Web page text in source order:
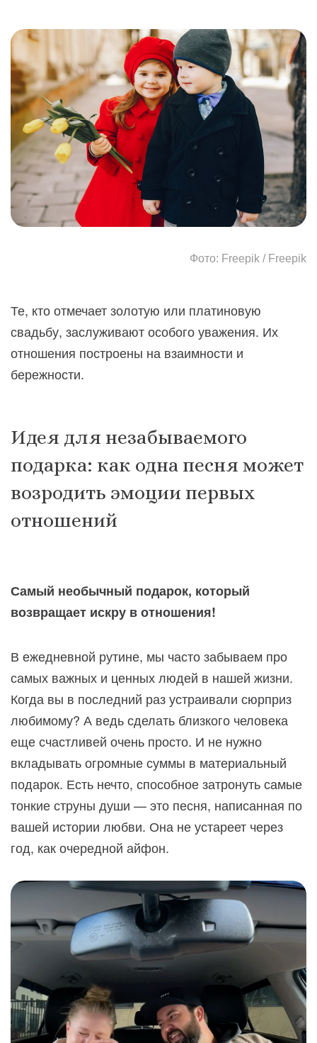
Фото: Freepik / Freepik
Те, кто отмечает золотую или платиновую
свадьбу, заслуживают особого уважения. Их
отношения построены на взаимности и
бережности.
Идея для незабываемого
подарка: как одна песня может
возродить эмоции первых
отношений
Самый необычный подарок, который
возвращает искру в отношения!
В ежедневной рутине, мы часто забываем про
самых важных и ценных людей в нашей жизни.
Когда вы в последний раз устраивали сюрприз
любимому? А ведь сделать близкого человека
еще счастливей очень просто. И не нужно
вкладывать огромные суммы в материальный
подарок. Есть нечто, способное затронуть самые
тонкие струны души — это песня, написанная по
вашей истории любви. Она не устареет через
год, как очередной айфон.